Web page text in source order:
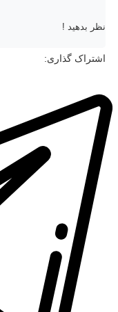
نظر بدهید !
اشتراک گذاری: